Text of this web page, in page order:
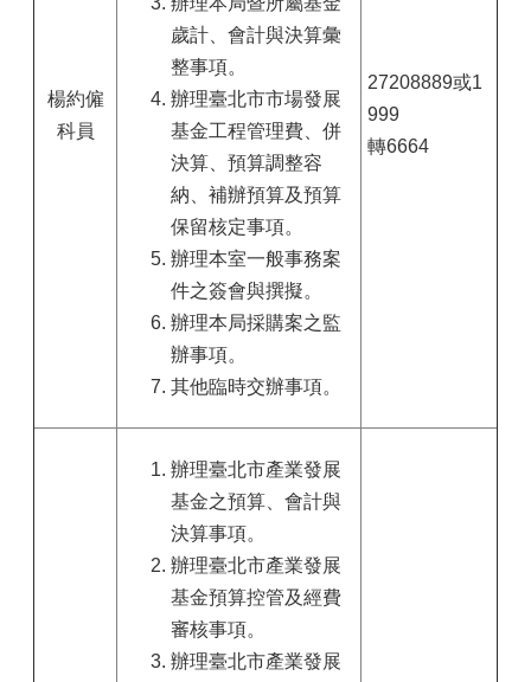
楊約僱
科員
歲計、會計與決算彙
整事項。
辦理臺北市市場發展
基金工程管理費、併
決算、預算調整容
納、補辦預算及預算
保留核定事項。
辦理本室一般事務案
件之簽會與撰擬。
辦理本局採購案之監
辦事項。
其他臨時交辦事項。
27208889或1
999
轉6664
辦理臺北市產業發展
基金之預算、會計與
決算事項。
辦理臺北市產業發展
基金預算控管及經費
審核事項。
辦理臺北市產業發展